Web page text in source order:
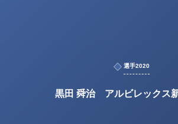
選手2020
黒田 舜治 アルビレックス